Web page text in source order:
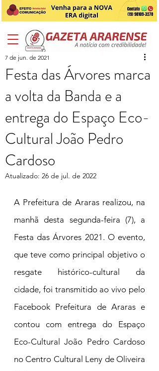
Festa das Árvores marca
a volta da Banda e a
entrega do Espaço Eco-
Cultural João Pedro
Cardoso
7 de jun. de 2021
Atualizado: 26 de jul. de 2022
A Prefeitura de Araras realizou, na
manhã desta segunda-feira (7), a
Festa das Árvores 2021. O evento,
que teve como principal objetivo o
resgate histórico-cultural da
cidade, foi transmitido ao vivo pelo
Facebook Prefeitura de Araras e
contou com entrega do Espaço
Eco-Cultural João Pedro Cardoso
no Centro Cultural Leny de Oliveira